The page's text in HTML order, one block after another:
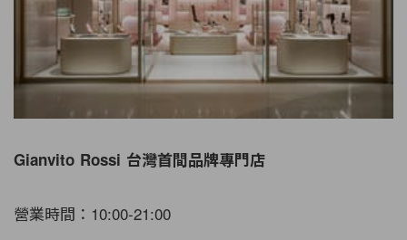
Gianvito Rossi 台灣首間品牌專門店
營業時間：10:00-21:00